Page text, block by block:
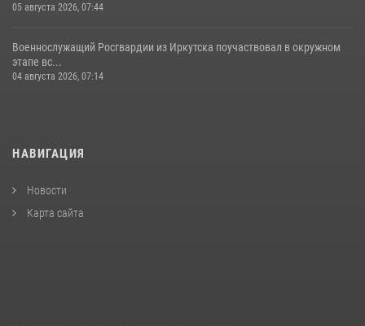
05 августа 2026, 07:44
Военнослужащий Росгвардии из Иркутска поучаствовал в окружном
этапе вс...
04 августа 2026, 07:14
НАВИГАЦИЯ
Новости
Карта сайта